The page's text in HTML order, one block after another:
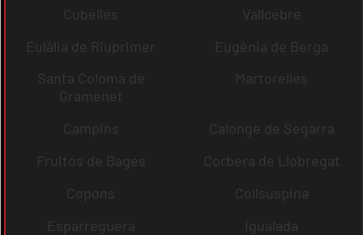
Cubelles
Vallcebre
Eulàlia de Riuprimer
Eugènia de Berga
Santa Coloma de
Gramenet
Martorelles
Campins
Calonge de Segarra
Fruitós de Bages
Corbera de Llobregat
Copons
Collsuspina
Esparreguera
Igualada